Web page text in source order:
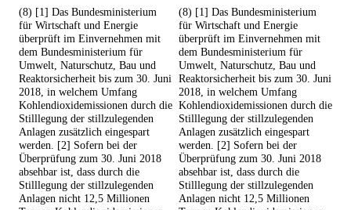
(8) [1] Das Bundesministerium
für Wirtschaft und Energie
überprüft im Einvernehmen mit
dem Bundesministerium für
Umwelt, Naturschutz, Bau und
Reaktorsicherheit bis zum 30. Juni
2018, in welchem Umfang
Kohlendioxidemissionen durch die
Stilllegung der stillzulegenden
Anlagen zusätzlich eingespart
werden. [2] Sofern bei der
Überprüfung zum 30. Juni 2018
absehbar ist, dass durch die
Stilllegung der stillzulegenden
Anlagen nicht 12,5 Millionen
(8) [1] Das Bundesministerium
für Wirtschaft und Energie
überprüft im Einvernehmen mit
dem Bundesministerium für
Umwelt, Naturschutz, Bau und
Reaktorsicherheit bis zum 30. Juni
2018, in welchem Umfang
Kohlendioxidemissionen durch die
Stilllegung der stillzulegenden
Anlagen zusätzlich eingespart
werden. [2] Sofern bei der
Überprüfung zum 30. Juni 2018
absehbar ist, dass durch die
Stilllegung der stillzulegenden
Anlagen nicht 12,5 Millionen